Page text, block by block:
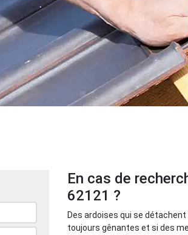
En cas de
62121 ?
Des ardoises qui se
toujours gênantes et si des